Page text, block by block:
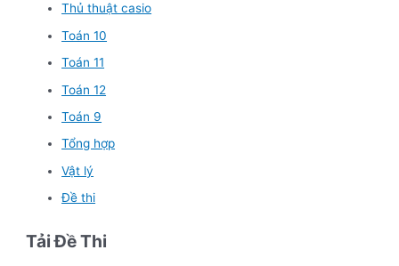
Thủ thuật casio
Toán 10
Toán 11
Toán 12
Toán 9
Tổng hợp
Vật lý
Đề thi
Tải Đề Thi